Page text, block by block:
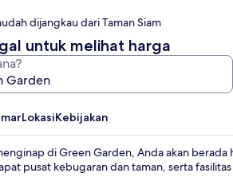
dijangkau dari Taman Siam
untuk melihat harga
LokasiKebijakan
di Green Garden, Anda akan
pusat kebugaran dan taman, serta